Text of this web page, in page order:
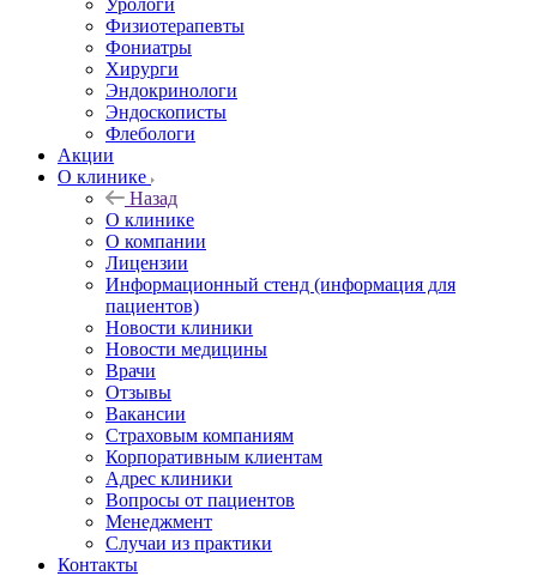
Урологи
Физиотерапевты
Фониатры
Хирурги
Эндокринологи
Эндоскописты
Флебологи
Акции
О клинике
Назад
О клинике
О компании
Лицензии
Информационный стенд (информация для
пациентов)
Новости клиники
Новости медицины
Врачи
Отзывы
Вакансии
Страховым компаниям
Корпоративным клиентам
Адрес клиники
Вопросы от пациентов
Менеджмент
Случаи из практики
Контакты